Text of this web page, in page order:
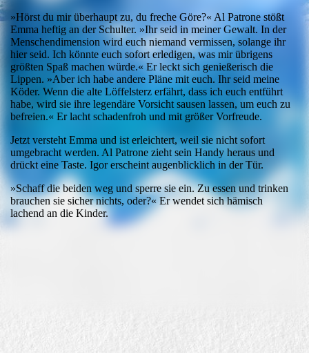
»Hörst du mir überhaupt zu, du freche Göre?« Al Patrone stößt
Emma heftig an der Schulter. »Ihr seid in meiner Gewalt. In der
Menschendimension wird euch niemand vermissen, solange ihr
hier seid. Ich könnte euch sofort erledigen, was mir übrigens
größten Spaß machen würde.« Er leckt sich genießerisch die
Lippen. »Aber ich habe andere Pläne mit euch. Ihr seid meine
Köder. Wenn die alte Löffelsterz erfährt, dass ich euch entführt
habe, wird sie ihre legendäre Vorsicht sausen lassen, um euch zu
befreien.« Er lacht schadenfroh und mit größer Vorfreude.
Jetzt versteht Emma und ist erleichtert, weil sie nicht sofort
umgebracht werden. Al Patrone zieht sein Handy heraus und
drückt eine Taste. Igor erscheint augenblicklich in der Tür.
»Schaff die beiden weg und sperre sie ein. Zu essen und trinken
brauchen sie sicher nichts, oder?« Er wendet sich hämisch
lachend an die Kinder.